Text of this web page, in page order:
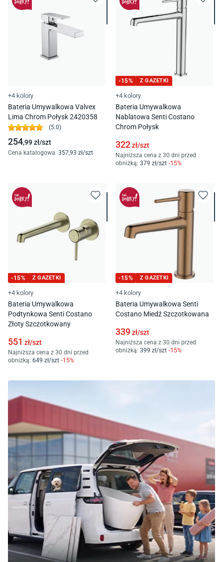
+4 kolory
Bateria Umywalkowa Valvex
Lima Chrom Połysk 2420358
(5.0)
254,99zł/szt
Cena katalogowa: 357,93 zł/szt
-15% Z GAZETKI
+4 kolory
Bateria Umywalkowa
Nablatowa Senti Costano
Chrom Połysk
322zł/szt
Najniższa cena z 30 dni przed
obniżką: 379 zł/szt -15%
-15% Z GAZETKI
+4 kolory
Bateria Umywalkowa
Podtynkowa Senti Costano
Złoty Szczotkowany
551 zł/szt
Najniższa cena z 30 dni przed
obniżką: 649 zł/szt -15%
-15% Z GAZETKI
+4 kolory
Bateria Umywalkowa Senti
Costano Miedź Szczotkowana
339zł/szt
Najniższa cena z 30 dni przed
obniżką: 399 zł/szt -15%